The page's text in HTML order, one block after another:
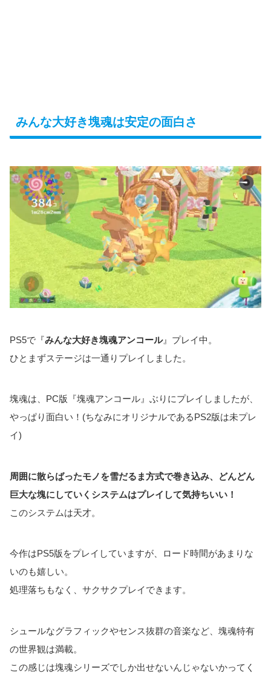
みんな大好き塊魂は安定の面白さ
PS5で『みんな大好き塊魂アンコール』プレイ中。
ひとまずステージは一通りプレイしました。
塊魂は、PC版『塊魂アンコール』ぶりにプレイしましたが、
やっぱり面白い！(ちなみにオリジナルであるPS2版は未プレ
イ)
周囲に散らばったモノを雪だるま方式で巻き込み、どんどん
巨大な塊にしていくシステムはプレイして気持ちいい！
このシステムは天才。
今作はPS5版をプレイしていますが、ロード時間があまりな
いのも嬉しい。
処理落ちもなく、サクサクプレイできます。
シュールなグラフィックやセンス抜群の音楽など、塊魂特有
の世界観は満載。
この感じは塊魂シリーズでしか出せないんじゃないかってく